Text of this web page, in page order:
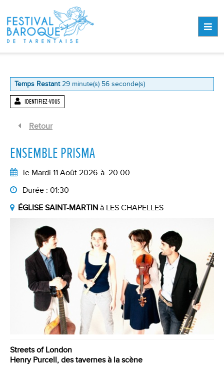
Aller au contenu
IDENTIFIEZ-VOUS
Temps Restant 29 minute(s) 56 seconde(s)
Retour
ENSEMBLE PRISMA
le Mardi 11 Août 2026 à 20:00
Durée : 01:30
ÉGLISE SAINT-MARTIN à LES CHAPELLES
Streets of London
Henry Purcell, des tavernes à la scène